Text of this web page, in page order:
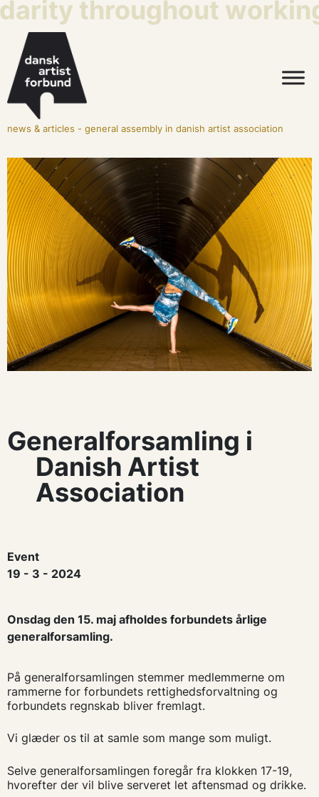
throughout
news & articles - general assembly in danish artist association
Generalforsamling i
Danish Artist
Association
Event
19 - 3 - 2024
Onsdag den 15. maj afholdes forbundets årlige
generalforsamling.
På generalforsamlingen stemmer medlemmerne om
rammerne for forbundets rettighedsforvaltning og
forbundets regnskab bliver fremlagt.
Vi glæder os til at samle som mange som muligt.
Selve generalforsamlingen foregår fra klokken 17-19,
hvorefter der vil blive serveret let aftensmad og drikke.